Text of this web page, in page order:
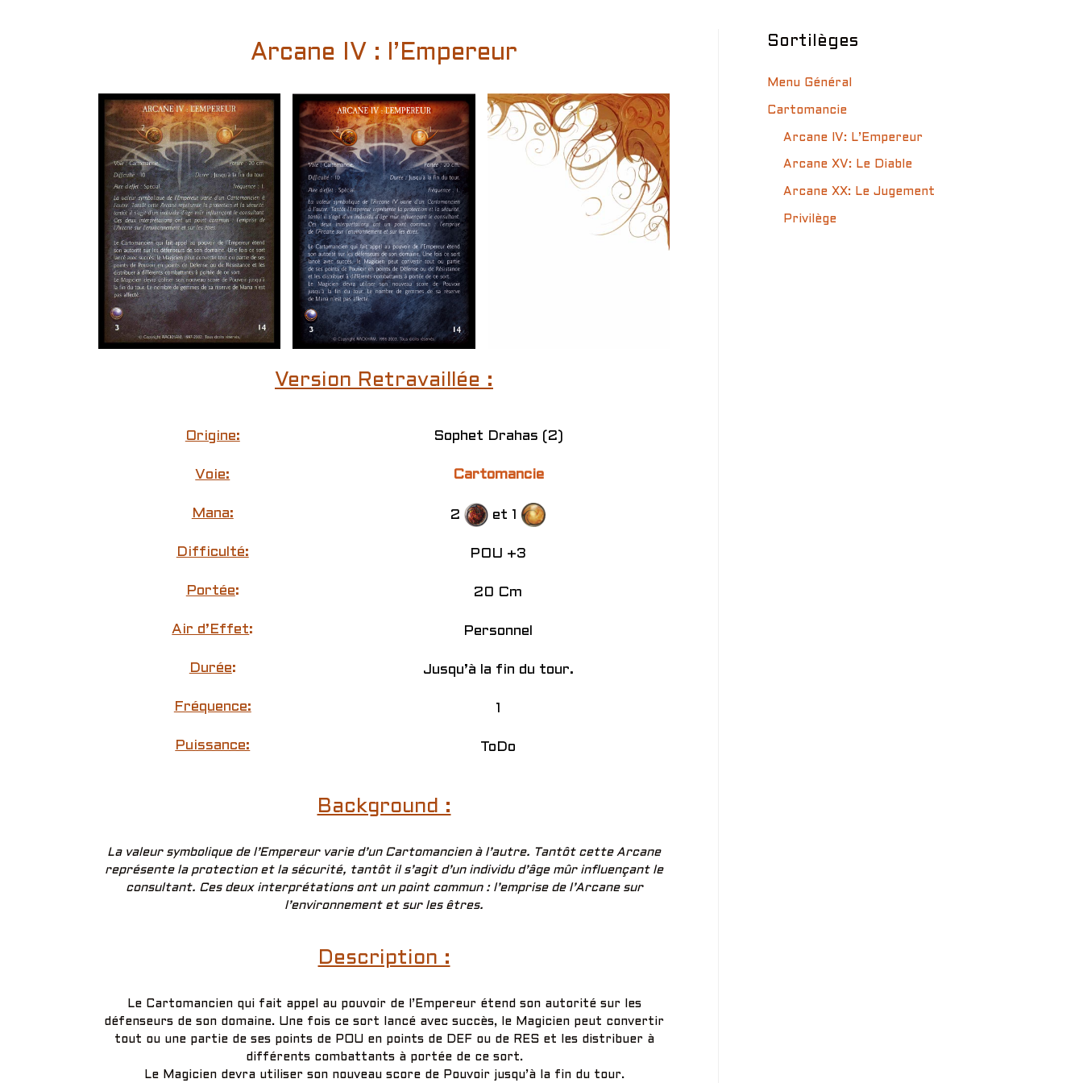
Arcane IV : l’Empereur
Version Retravaillée :
Origine:
Voie:
Mana:
Difficulté:
Portée:
Air d’Effet:
Durée:
Fréquence:
Puissance:
Sophet Drahas (2)
Cartomancie
2 et 1
POU +3
20 Cm
Personnel
Jusqu’à la fin du tour.
1
ToDo
Background :
La valeur symbolique de l’Empereur varie d’un Cartomancien à l’autre. Tantôt cette Arcane
représente la protection et la sécurité, tantôt il s’agit d’un individu d’âge mûr influençant le
consultant. Ces deux interprétations ont un point commun : l’emprise de l’Arcane sur
l’environnement et sur les êtres.
Description :
Le Cartomancien qui fait appel au pouvoir de l’Empereur étend son autorité sur les
défenseurs de son domaine. Une fois ce sort lancé avec succès, le Magicien peut convertir
tout ou une partie de ses points de POU en points de DEF ou de RES et les distribuer à
différents combattants à portée de ce sort.
Le Magicien devra utiliser son nouveau score de Pouvoir jusqu’à la fin du tour.
Sortilèges
Menu Général
Cartomancie
Arcane IV: L’Empereur
Arcane XV: Le Diable
Arcane XX: Le Jugement
Privilège